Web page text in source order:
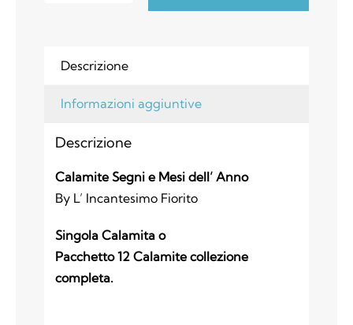
Fata
protettore
Descrizione
Informazioni aggiuntive
Descrizione
Calamite Segni e Mesi dell’ Anno
By L’ Incantesimo Fiorito
Singola Calamita o
Pacchetto 12 Calamite collezione
completa.